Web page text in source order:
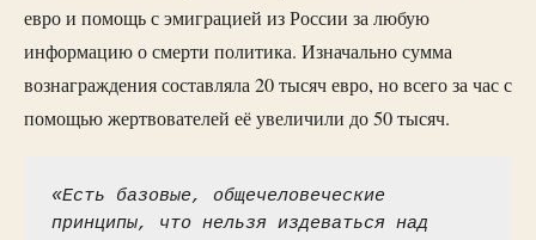
евро и помощь с эмиграцией из России за любую
информацию о смерти политика. Изначально сумма
вознаграждения составляла 20 тысяч евро, но всего за час с
помощью жертвователей её увеличили до 50 тысяч.
«Есть базовые, общечеловеческие
принципы, что нельзя издеваться над